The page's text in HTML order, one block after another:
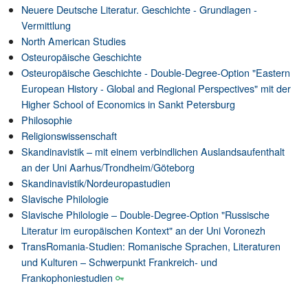
Neuere Deutsche Literatur. Geschichte - Grundlagen -
Vermittlung
North American Studies
Osteuropäische Geschichte
Osteuropäische Geschichte - Double-Degree-Option "Eastern
European History - Global and Regional Perspectives" mit der
Higher School of Economics in Sankt Petersburg
Philosophie
Religionswissenschaft
Skandinavistik – mit einem verbindlichen Auslandsaufenthalt
an der Uni Aarhus/Trondheim/Göteborg
Skandinavistik/Nordeuropastudien
Slavische Philologie
Slavische Philologie – Double-Degree-Option "Russische
Literatur im europäischen Kontext" an der Uni Voronezh
TransRomania-Studien: Romanische Sprachen, Literaturen
und Kulturen – Schwerpunkt Frankreich- und
Frankophoniestudien